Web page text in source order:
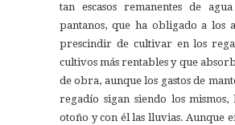
tan escasos remanentes de
pantanos, que ha obligado a los
prescindir de cultivar en los
cultivos más rentables y que
de obra, aunque los gastos de
regadío sigan siendo los
otoño y con él las lluvias. Aunque